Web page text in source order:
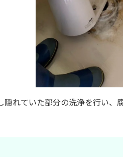
れていた部分の洗浄を行い、